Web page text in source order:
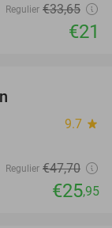
Regulier €33,65
€21
9.7 star
Regulier €47,70
€25,95